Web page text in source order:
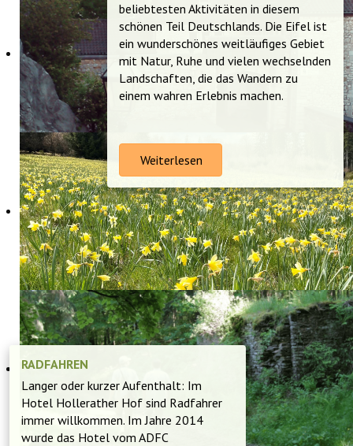
beliebtesten Aktivitäten in diesem
schönen Teil Deutschlands. Die Eifel ist
ein wunderschönes weitläufiges Gebiet
mit Natur, Ruhe und vielen wechselnden
Landschaften, die das Wandern zu
einem wahren Erlebnis machen.
Weiterlesen
RADFAHREN
Langer oder kurzer Aufenthalt: Im
Hotel Hollerather Hof sind Radfahrer
immer willkommen. Im Jahre 2014
wurde das Hotel vom ADFC